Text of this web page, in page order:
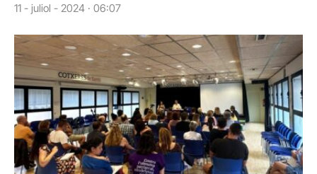
11 - juliol - 2024 · 06:07